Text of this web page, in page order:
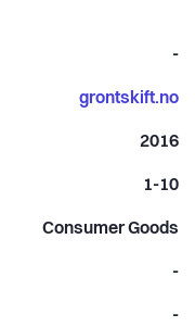
-
grontskift.no
2016
1-10
Consumer Goods
-
-